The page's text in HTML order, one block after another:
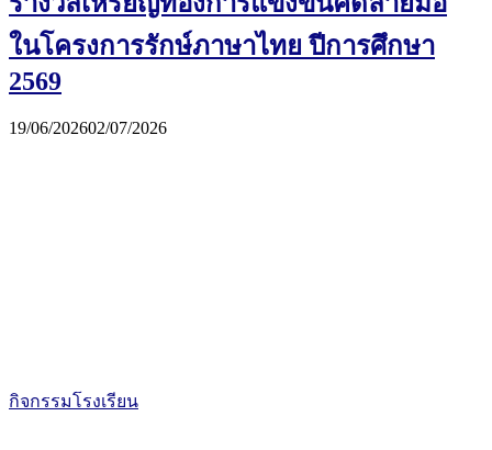
ในโครงการรักษ์ภาษาไทย ปีการศึกษา
2569
19/06/202602/07/2026
กิจกรรมโรงเรียน